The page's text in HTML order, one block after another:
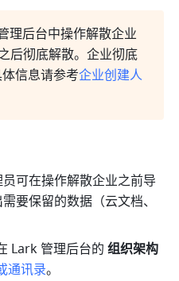
理后台中操作解散企业
后彻底解散。企业彻底
信息请参考企业创建人
可在操作解散企业之前导
要保留的数据（云文档、
Lark 管理后台的 组织架构
通讯录。